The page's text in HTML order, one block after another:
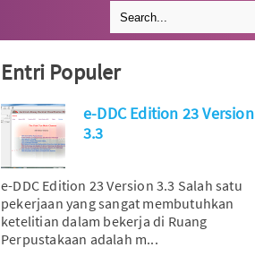
Entri Populer
e-DDC Edition 23 Version
3.3
e-DDC Edition 23 Version 3.3 Salah satu
pekerjaan yang sangat membutuhkan
ketelitian dalam bekerja di Ruang
Perpustakaan adalah m...